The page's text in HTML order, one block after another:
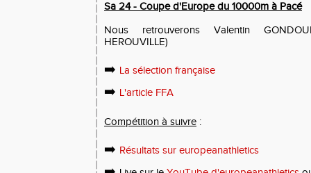
Sa 24 - Coupe d'Europe du 10000m à Pacé
Nous retrouverons Valentin
HEROUVILLE)
➡️ La sélection française
➡️ L'article FFA
Compétition à suivre :
➡️ Résultats sur europeanathletics